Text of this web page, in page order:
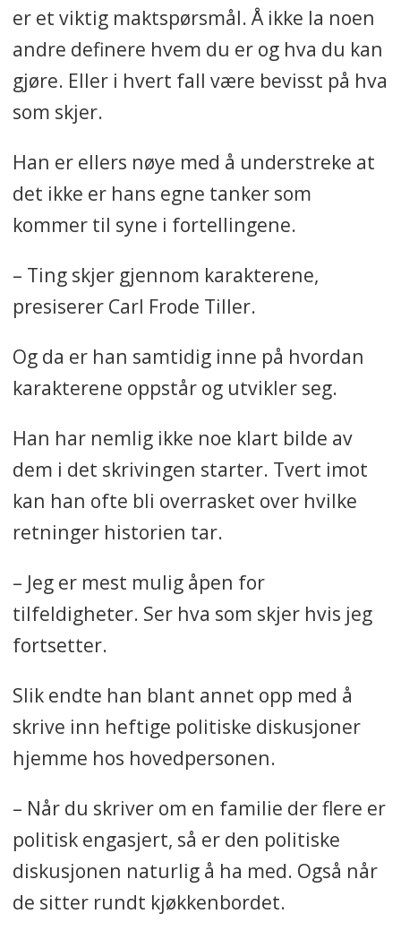
er et viktig maktspørsmål. Å ikke la noen
andre definere hvem du er og hva du kan
gjøre. Eller i hvert fall være bevisst på hva
som skjer.
Han er ellers nøye med å understreke at
det ikke er hans egne tanker som
kommer til syne i fortellingene.
– Ting skjer gjennom karakterene,
presiserer Carl Frode Tiller.
Og da er han samtidig inne på hvordan
karakterene oppstår og utvikler seg.
Han har nemlig ikke noe klart bilde av
dem i det skrivingen starter. Tvert imot
kan han ofte bli overrasket over hvilke
retninger historien tar.
– Jeg er mest mulig åpen for
tilfeldigheter. Ser hva som skjer hvis jeg
fortsetter.
Slik endte han blant annet opp med å
skrive inn heftige politiske diskusjoner
hjemme hos hovedpersonen.
– Når du skriver om en familie der flere er
politisk engasjert, så er den politiske
diskusjonen naturlig å ha med. Også når
de sitter rundt kjøkkenbordet.